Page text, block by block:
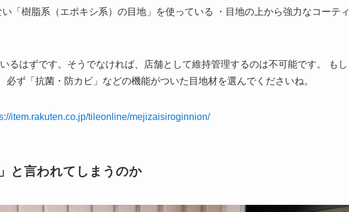
「樹脂系（エポキシ系）の目地」を使っている ・目地の上から強力なコーティ
るはずです。そうでなければ、店舗として維持管理するのは不可能です。 もし
必ず「抗菌・防カビ」などの機能がついた目地材を選んでくださいね。
item.rakuten.co.jp/tileonline/mejizaisiroginnion/
と言われてしまうのか